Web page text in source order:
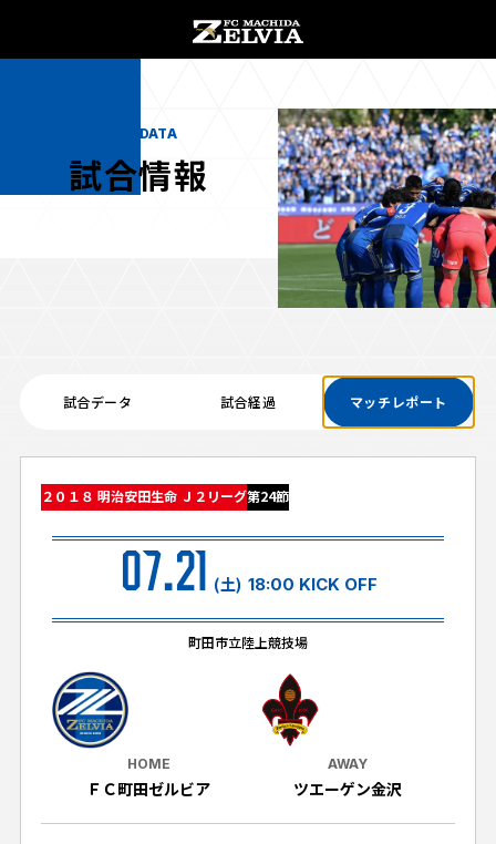
チケット購入 オンラインストア
グッズ
メディア
ホームタウン活動
アカデミー
試合情報トップ
試合データ
試合日程・結果
順位表・ゴールランキング
観戦するトップ
チケットを買う
チケット購入
チケット販売スケジュール
️スタジアムを知る
スタジアムアクセス
スタジアムマップ
クラブを知る
クラブを知るトップ
ＦＣ町田ゼルビアについて
選手・スタッフ紹介
ファンクラブ
クラブゼルビスタへの入会
シーズンシート
グッズを買う
グッズを買うトップ
オンラインストア
ホームタウントップ
MATCH DATA
試合情報
試合データ 試合経過 マッチレポート
２０１８ 明治安田生命 Ｊ２リーグ第24節
HOME
ＦＣ町田ゼルビア
07.21 (土) 18:00 KICK OFF
町田市立陸上競技場
AWAY
ツエーゲン金沢